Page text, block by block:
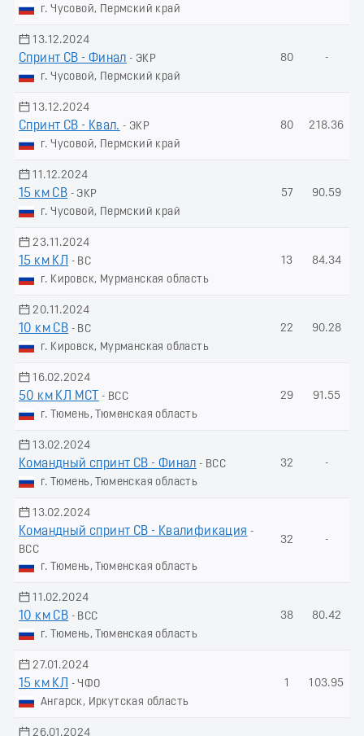
г. Чусовой, Пермский край
13.12.2024
Спринт СВ - Финал - ЭКР
г. Чусовой, Пермский край
80 -
13.12.2024
Спринт СВ - Квал. - ЭКР
г. Чусовой, Пермский край
80 218.36
11.12.2024
15 км СВ - ЭКР
г. Чусовой, Пермский край
57 90.59
23.11.2024
15 км КЛ
- ВС
г. Кировск, Мурманская область
13 84.34
20.11.2024
10 км СВ - ВС
г. Кировск, Мурманская область
22 90.28
16.02.2024
50 км КЛ МСТ
- ВСС
г. Тюмень, Тюменская область
29 91.55
13.02.2024
Командный спринт СВ - Финал - ВСС
г. Тюмень, Тюменская область
32 -
13.02.2024
Командный спринт СВ - Квалификация -
ВСС
г. Тюмень, Тюменская область
32 -
11.02.2024
10 км СВ - ВСС
г. Тюмень, Тюменская область
38 80.42
27.01.2024
15 км КЛ
- ЧФО
Ангарск, Иркутская область
1 103.95
26.01.2024